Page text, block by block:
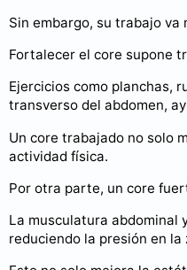
Sin embargo, su trabajo
Fortalecer el core supone
Ejercicios como planchas,
transverso del abdomen,
Un core trabajado no solo
actividad física.
Por otra parte, un core
La musculatura abdominal
reduciendo la presión en la